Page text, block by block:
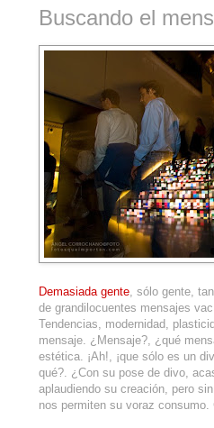
Buscando el
Demasiada gente , sólo gente,
de grandilocuentes mensajes
Tendencias, modernidad,
mensaje. ¿Mensaje?, ¿qué
estética. ¡Ah!, ¡que sólo es un
qué?. ¿Con su pose de divo,
aplaudiendo su creación, pero
nos permiten su voraz